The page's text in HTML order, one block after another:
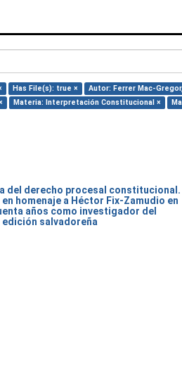
Has File(s): true × Autor: Ferrer Mac-
Materia: Interpretación Constitucional ×
del derecho procesal constitucional.
homenaje a Héctor Fix-Zamudio en
años como investigador del
edición salvadoreña